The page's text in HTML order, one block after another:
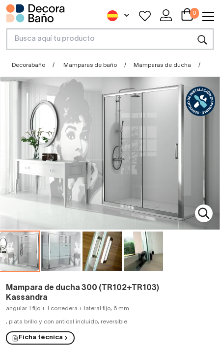
0
Decorabaño Mamparas de baño Mamparas de ducha
Mampara de ducha 300 (TR102+TR103)
Kassandra
angular 1 fijo + 1 corredera + lateral fijo, 6 mm
, plata brillo y con antical incluido, reversible
Ficha técnica